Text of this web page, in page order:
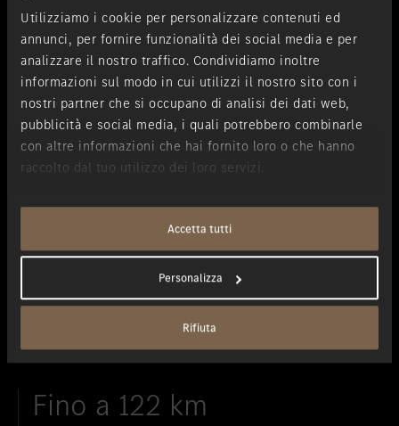
Utilizziamo i cookie per personalizzare contenuti ed
annunci, per fornire funzionalità dei social media e per
analizzare il nostro traffico. Condividiamo inoltre
informazioni sul modo in cui utilizzi il nostro sito con i
nostri partner che si occupano di analisi dei dati web,
pubblicità e social media, i quali potrebbero combinarle
con altre informazioni che hai fornito loro o che hanno
raccolto dal tuo utilizzo dei loro servizi.
Accetta tutti
Personalizza
Rifiuta
strumenti automatizzati per finalità di marketing.
Presto consenso ad attività di profilazione basata sulle mie
preferenze di consumo e sui dati e le informazioni relative
all'acquisto dei prodotti o servizi di Merbag S.p.A. anche al
fine di ricevere offerte specificamente rispondenti alle mie
esigenze.
GLC 300 de 4MATIC SUV
Fino a 122 km